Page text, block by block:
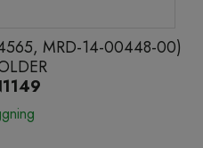
MRD-14-00448-00)